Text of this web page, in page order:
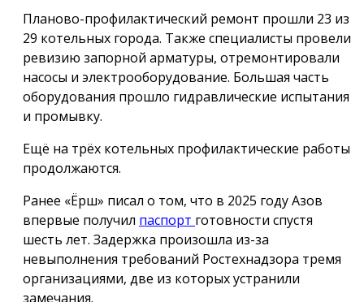
Планово-профилактический ремонт прошли 23 из
29 котельных города. Также специалисты провели
ревизию запорной арматуры, отремонтировали
насосы и электрооборудование. Большая часть
оборудования прошло гидравлические испытания
и промывку.
Ещё на трёх котельных профилактические работы
продолжаются.
Ранее «Ёрш» писал о том, что в 2025 году Азов
впервые получил паспорт готовности спустя
шесть лет. Задержка произошла из-за
невыполнения требований Ростехнадзора тремя
организациями, две из которых устранили
замечания.